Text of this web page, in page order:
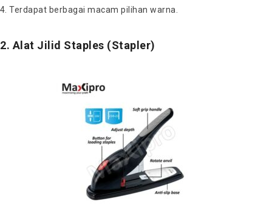
Terdapat berbagai macam pilihan warna.
2. Alat Jilid Staples (Stapler)